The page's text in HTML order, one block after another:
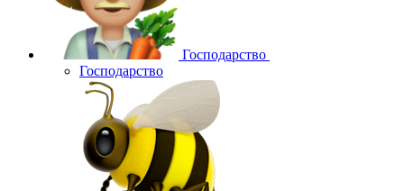
Господарство
Господарство